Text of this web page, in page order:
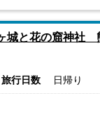
城と花の窟神社
旅行日数 日帰り